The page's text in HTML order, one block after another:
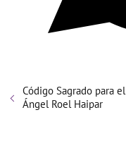
Código Sagrado para el
Ángel Roel Haipar